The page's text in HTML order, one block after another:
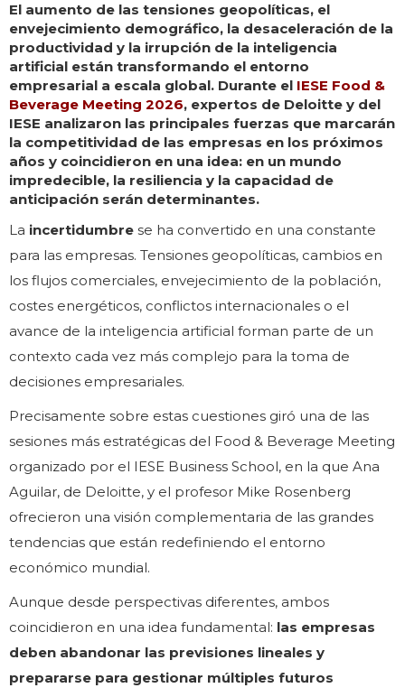
El aumento de las tensiones geopolíticas, el
envejecimiento demográfico, la desaceleración de la
productividad y la irrupción de la inteligencia
artificial están transformando el entorno
empresarial a escala global. Durante el IESE Food &
Beverage Meeting 2026, expertos de Deloitte y del
IESE analizaron las principales fuerzas que marcarán
la competitividad de las empresas en los próximos
años y coincidieron en una idea: en un mundo
impredecible, la resiliencia y la capacidad de
anticipación serán determinantes.
La incertidumbre se ha convertido en una constante
para las empresas. Tensiones geopolíticas, cambios en
los flujos comerciales, envejecimiento de la población,
costes energéticos, conflictos internacionales o el
avance de la inteligencia artificial forman parte de un
contexto cada vez más complejo para la toma de
decisiones empresariales.
Precisamente sobre estas cuestiones giró una de las
sesiones más estratégicas del Food & Beverage Meeting
organizado por el IESE Business School, en la que Ana
Aguilar, de Deloitte, y el profesor Mike Rosenberg
ofrecieron una visión complementaria de las grandes
tendencias que están redefiniendo el entorno
económico mundial.
Aunque desde perspectivas diferentes, ambos
coincidieron en una idea fundamental: las empresas
deben abandonar las previsiones lineales y
prepararse para gestionar múltiples futuros